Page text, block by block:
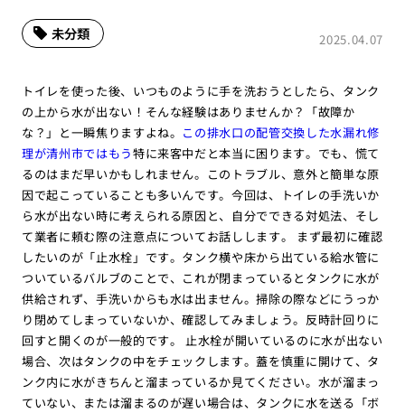
2025.04.07
未分類
トイレを使った後、いつものように手を洗おうとしたら、タンク
の上から水が出ない！そんな経験はありませんか？「故障か
な？」と一瞬焦りますよね。 この排水口の配管交換した水漏れ修
理が清州市ではもう特に来客中だと本当に困ります。でも、慌て
るのはまだ早いかもしれません。このトラブル、意外と簡単な原
因で起こっていることも多いんです。今回は、トイレの手洗いか
ら水が出ない時に考えられる原因と、自分でできる対処法、そし
て業者に頼む際の注意点についてお話しします。 まず最初に確認
したいのが「止水栓」です。タンク横や床から出ている給水管に
ついているバルブのことで、これが閉まっているとタンクに水が
供給されず、手洗いからも水は出ません。掃除の際などにうっか
り閉めてしまっていないか、確認してみましょう。反時計回りに
回すと開くのが一般的です。 止水栓が開いているのに水が出ない
場合、次はタンクの中をチェックします。蓋を慎重に開けて、タ
ンク内に水がきちんと溜まっているか見てください。水が溜まっ
ていない、または溜まるのが遅い場合は、タンクに水を送る「ボ